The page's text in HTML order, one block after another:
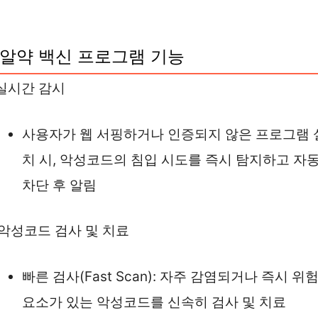
알약 백신 프로그램 기능
시간 감시
사용자가 웹 서핑하거나 인증되지 않은 프로그램
치 시, 악성코드의 침입 시도를 즉시 탐지하고 자
차단 후 알림
성코드 검사 및 치료
빠른 검사(Fast Scan): 자주 감염되거나 즉시 위험
요소가 있는 악성코드를 신속히 검사 및 치료